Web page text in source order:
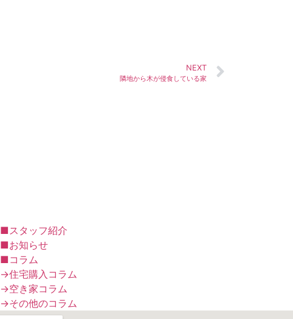
NEXT
隣地から木が侵食している家
■スタッフ紹介
■お知らせ
■コラム
→住宅購入コラム
→空き家コラム
→その他のコラム